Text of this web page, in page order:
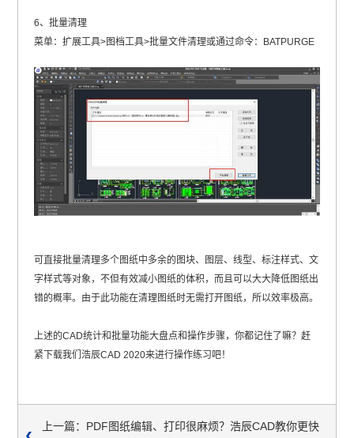
6、批量清理
菜单：扩展工具>图档工具>批量文件清理或通过命令：BATPURGE
可直接批量清理多个图纸中多余的图块、图层、线型、标注样式、文
字样式等对象，不但有效减小图纸的体积，而且可以大大降低图纸出
错的概率。由于此功能在清理图纸时无需打开图纸，所以效率极高。
上述的CAD统计和批量功能大盘点和操作步骤，你都记住了嘛？赶
紧下载我们浩辰CAD 2020来进行操作练习吧！
上一篇：PDF图纸编辑、打印很麻烦？浩辰CAD教你更快